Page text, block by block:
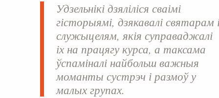
Удзельнікі дзяліліся сваімі
гісторыямі, дзякавалі святарам
служыцелям, якія суправаджалі
іх на працягу курса, а таксама
ўспаміналі найбольш важныя
моманты сустрэч і размоў у
малых групах.